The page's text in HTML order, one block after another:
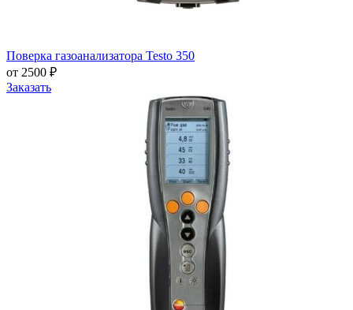
Поверка газоанализатора Testo 350
от 2500 ₽
Заказать